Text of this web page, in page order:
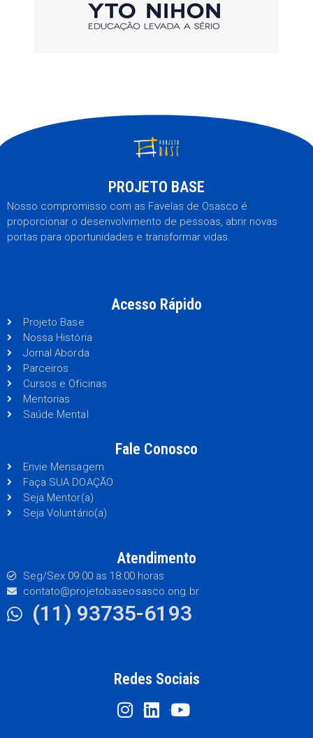
PROJETO BASE
Nosso compromisso com as Favelas de Osasco é
proporcionar o desenvolvimento de pessoas, abrir novas
portas para oportunidades e transformar vidas.
Acesso Rápido
Projeto Base
Nossa História
Jornal Aborda
Parceiros
Cursos e Oficinas
Mentorias
Saúde Mental
Fale Conosco
Envie Mensagem
Faça SUA DOAÇÃO
Seja Mentor(a)
Seja Voluntário(a)
Atendimento
Seg/Sex 09:00 as 18:00 horas
contato@projetobaseosasco.ong.br
(11) 93735-6193
Redes Sociais